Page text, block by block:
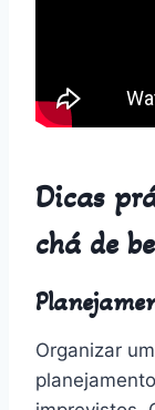
Dicas
chá de
Organizar